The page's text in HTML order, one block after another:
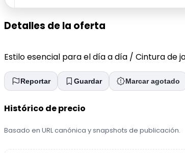
Detalles de la oferta
Estilo esencial para el día a día / Cintura
Reportar Guardar Marcar agotado
Histórico de precio
Basado en URL canónica y snapshots de publicación.